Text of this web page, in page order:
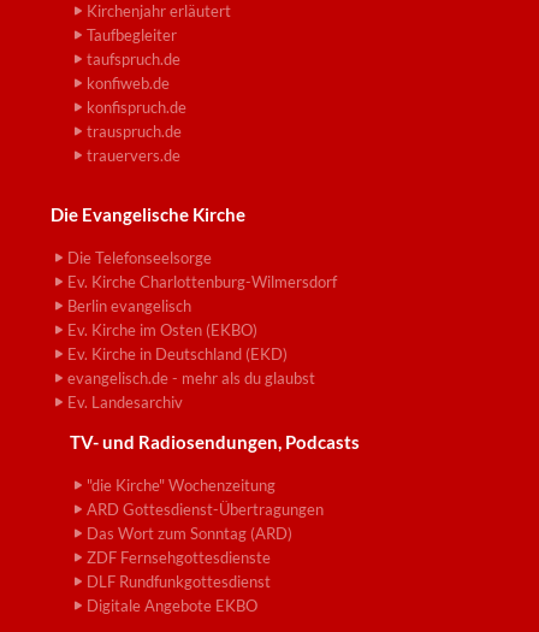
Kirchenjahr erläutert
Taufbegleiter
taufspruch.de
konfiweb.de
konfispruch.de
trauspruch.de
trauervers.de
Die Evangelische Kirche
Die Telefonseelsorge
Ev. Kirche Charlottenburg-Wilmersdorf
Berlin evangelisch
Ev. Kirche im Osten (EKBO)
Ev. Kirche in Deutschland (EKD)
evangelisch.de - mehr als du glaubst
Ev. Landesarchiv
TV- und Radiosendungen, Podcasts
"die Kirche" Wochenzeitung
ARD Gottesdienst-Übertragungen
Das Wort zum Sonntag (ARD)
ZDF Fernsehgottesdienste
DLF Rundfunkgottesdienst
Digitale Angebote EKBO